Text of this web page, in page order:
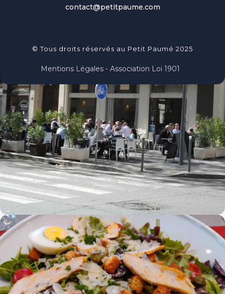
contact@petitpaume.com
© Tous droits réservés au Petit Paumé 2025
Mentions Légales - Association Loi 1901